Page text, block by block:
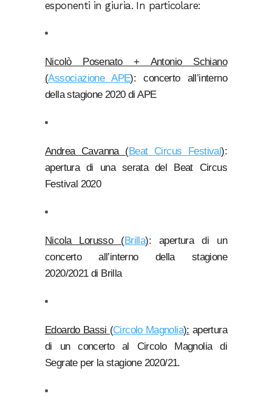
esponenti in giuria. In particolare:
Nicolò Posenato + Antonio Schiano
(Associazione APE): concerto all’interno
della stagione 2020 di APE
Andrea Cavanna (Beat Circus Festival):
apertura di una serata del Beat Circus
Festival 2020
Nicola Lorusso (Brilla): apertura di un
concerto all’interno della stagione
2020/2021 di Brilla
Edoardo Bassi (Circolo Magnolia): apertura
di un concerto al Circolo Magnolia di
Segrate per la stagione 2020/21.